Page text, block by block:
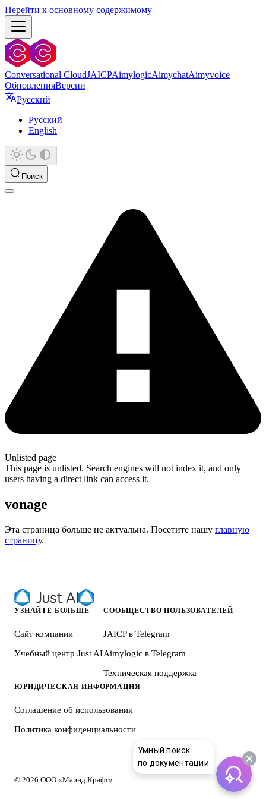
Перейти к основному содержимому
Conversational CloudJAICPAimylogicAimychatAimyvoice
ОбновленияВерсии
Русский
Русский
English
Поиск
Unlisted page
This page is unlisted. Search engines will not index it, and only
users having a direct link can access it.
vonage
Эта страница больше не актуальна. Посетите нашу главную
страницу.
УЗНАЙТЕ БОЛЬШЕ
Сайт компании
Учебный центр Just AI
СООБЩЕСТВО ПОЛЬЗОВАТЕЛЕЙ
JAICP в Telegram
Aimylogic в Telegram
Техническая поддержка
ЮРИДИЧЕСКАЯ ИНФОРМАЦИЯ
Соглашение об использовании
Политика конфиденциальности
© 2026 ООО «Маинд Крафт»
Умный поиск
по документации